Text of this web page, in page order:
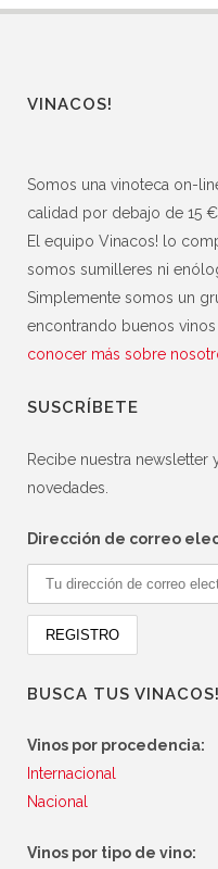
VINACOS!
Somos una vinoteca on-
calidad por debajo de 15 €.
El equipo Vinacos! lo
somos sumilleres ni
Simplemente somos un
encontrando buenos
conocer más sobre
SUSCRÍBETE
Recibe nuestra newsletter
novedades.
Dirección de correo
BUSCA TUS
Vinos por procedencia:
Internacional
Nacional
Vinos por tipo de vino: